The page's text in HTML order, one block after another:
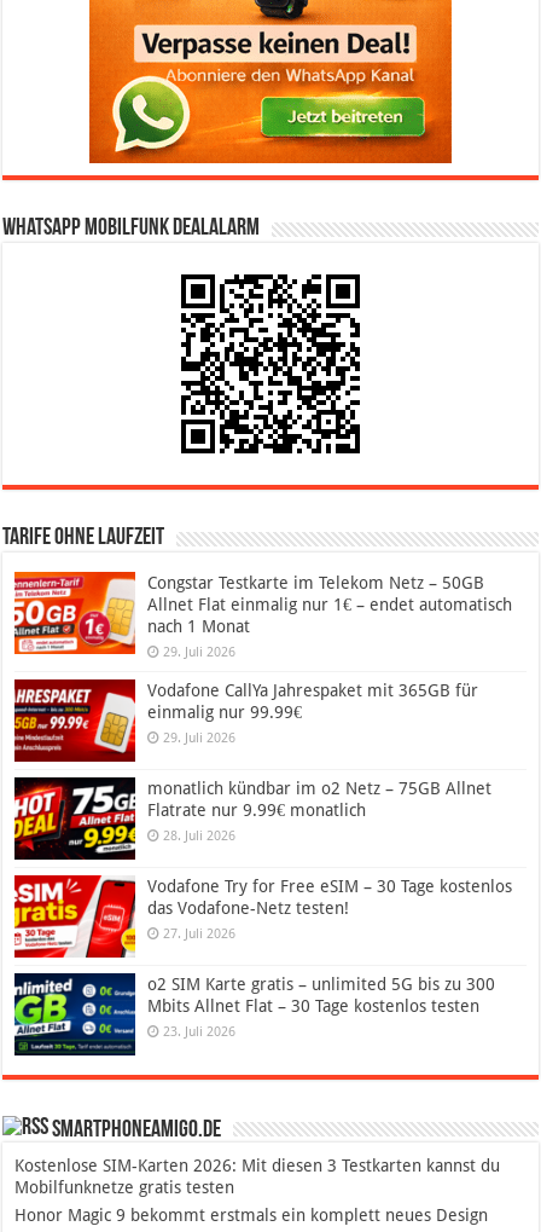
WhatsApp Mobilfunk DealAlarm
Tarife ohne Laufzeit
Congstar Testkarte im Telekom Netz – 50GB
Allnet Flat einmalig nur 1€ – endet automatisch
nach 1 Monat
29. Juli 2026
Vodafone CallYa Jahrespaket mit 365GB für
einmalig nur 99.99€
29. Juli 2026
monatlich kündbar im o2 Netz – 75GB Allnet
Flatrate nur 9.99€ monatlich
28. Juli 2026
Vodafone Try for Free eSIM – 30 Tage kostenlos
das Vodafone-Netz testen!
27. Juli 2026
o2 SIM Karte gratis – unlimited 5G bis zu 300
Mbits Allnet Flat – 30 Tage kostenlos testen
23. Juli 2026
SmartphoneAmigo.de
Kostenlose SIM-Karten 2026: Mit diesen 3 Testkarten kannst du
Mobilfunknetze gratis testen
Honor Magic 9 bekommt erstmals ein komplett neues Design